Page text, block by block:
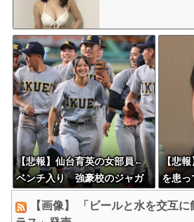
【悲報】仙台育英の女部員←
ベンチ入り 強豪校のジャガ
【悲
を患っ
【画像】 「ビールと水を交互